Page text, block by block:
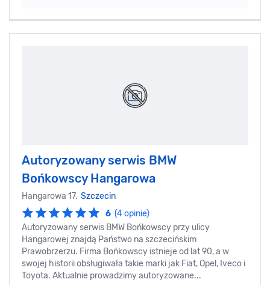
Autoryzowany serwis BMW
Bońkowscy Hangarowa
Hangarowa 17, Szczecin
6 (4 opinie)
Autoryzowany serwis BMW Bońkowscy przy ulicy
Hangarowej znajdą Państwo na szczecińskim
Prawobrzerzu. Firma Bońkowscy istnieje od lat 90, a w
swojej historii obsługiwała takie marki jak Fiat, Opel, Iveco i
Toyota. Aktualnie prowadzimy autoryzowane...